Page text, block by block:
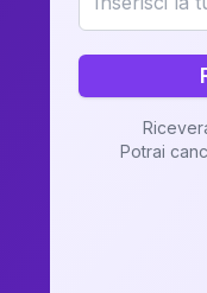
Coppia
personalizzata
Potrai